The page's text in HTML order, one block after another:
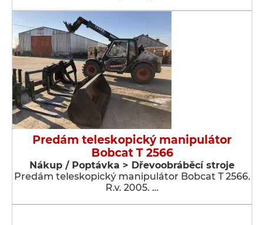
Predám teleskopický manipulátor
Bobcat T 2566
Nákup / Poptávka > Dřevoobráběcí stroje
Predám teleskopický manipulátor Bobcat T 2566.
R.v. 2005. …